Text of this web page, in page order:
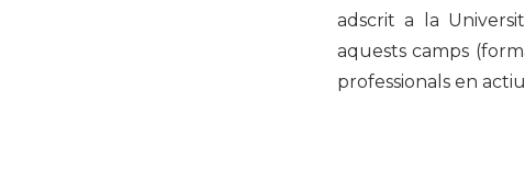
adscrit a la
aquests camps
professionals en